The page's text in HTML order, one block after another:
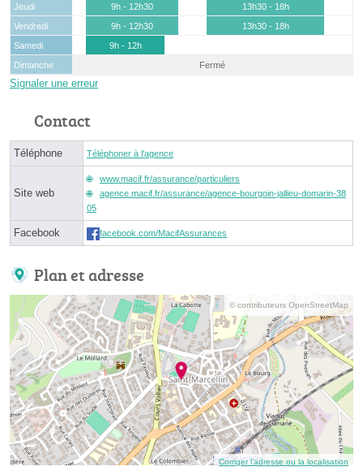
Jeudi
9h - 12h30
13h30 - 18h
Vendredi
9h - 12h30
13h30 - 18h
Samedi
9h - 12h
Dimanche
Fermé
Signaler une erreur
Contact
Téléphone Téléphoner à l'agence
Site web
www.macif.fr/assurance/particuliers
agence.macif.fr/assurance/agence-bourgoin-jallieu-domarin-38
05
Facebook facebook.com/MacifAssurances
Plan et adresse
© contributeurs OpenStreetMap
Corriger l’adresse ou la localisation